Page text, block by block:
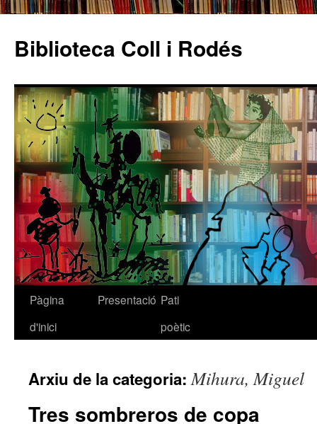
Biblioteca Coll i Rodés
Vés
Pàgina
d'inici
Presentació Pati
poètic
Arxiu de la categoria:Mihura, Miguel
Tres sombreros de copa